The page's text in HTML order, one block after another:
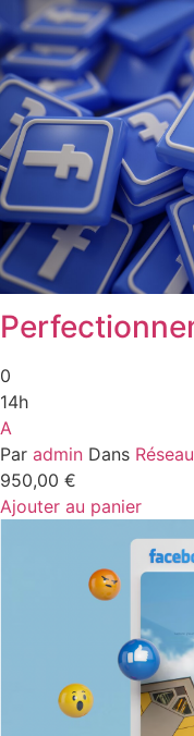
0
14h
A
Par admin Dans
950,00 €
Ajouter au panier